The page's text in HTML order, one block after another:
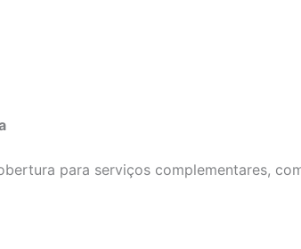
para serviços complementares,